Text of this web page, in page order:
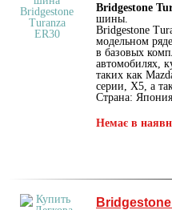
Bridgestone
шины.
Bridgestone
модельном
в базовых
автомобилях,
таких как
серии, X5, а
Страна: Япония.
Немає в